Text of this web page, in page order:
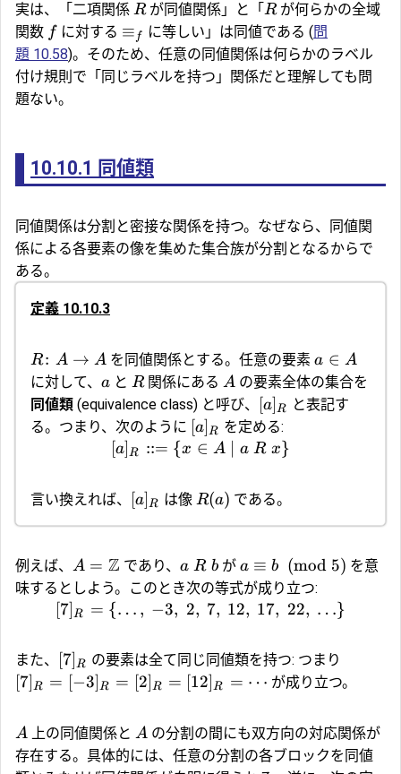
実は、「二項関係 Rが同値関係」と「Rが何らかの全域
関数 f に対する ≡ f に等しい」は同値である (問
題 10.58)。そのため、任意の同値関係は何らかのラベル
付け規則で「同じラベルを持つ」関係だと理解しても問
題ない。
10.10.1 同値類
同値関係は分割 と密接な関係を持つ。なぜなら、同値関
係による各要素の像を集めた集合族が分割となるからで
ある。
定義 10.10.3
R: A → A を同値関係とする。任意の要素a ∈ A
に対して、 a と R関係にあるA の要素全体の集合を
同値類 (equivalence class) と呼び、 [a]R
と表記す
る。つまり、次のように [a]R を定める:
[a]R ::= {x ∈ A a R x}
言い換えれば、 [a]R は像 R(a) である。
例えば、 A = Z であり、 a R bが a ≡ b (mod 5) を意
味するとしよう。このとき次の等式が成り立つ:
[7]R = {… , −3, 2, 7, 12, 17, 22, …}
また、 [7]R の要素は全て同じ同値類を持つ: つまり
[7]R = [−3]R = [2]R = [12]R = ⋯ が成り立つ。
A 上の同値関係と A の分割の間にも双方向の対応関係が
存在する。具体的には、任意の分割の各ブロックを同値